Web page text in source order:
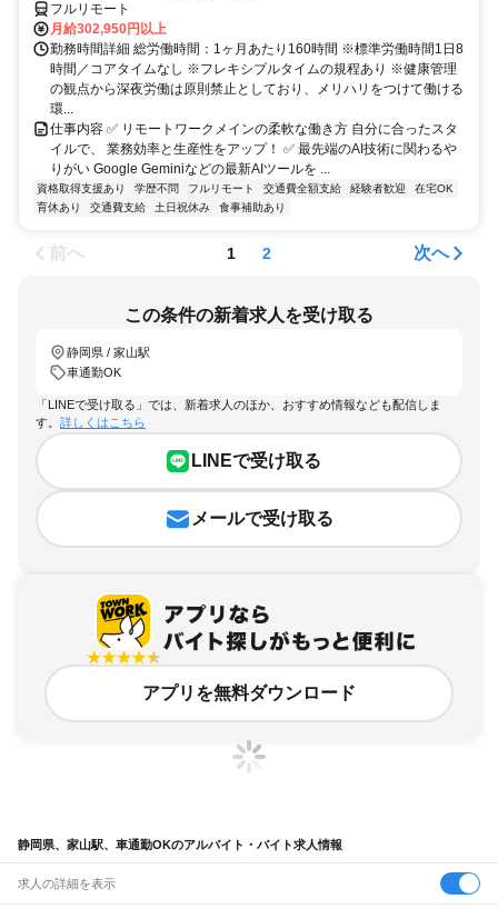
フルリモート
月給302,950円以上
勤務時間詳細 総労働時間：1ヶ月あたり160時間 ※標準労働時間1日8
時間／コアタイムなし ※フレキシブルタイムの規程あり ※健康管理
の観点から深夜労働は原則禁止としており、メリハリをつけて働ける
環...
仕事内容 ✅ リモートワークメインの柔軟な働き方 自分に合ったスタ
イルで、 業務効率と生産性をアップ！ ✅ 最先端のAI技術に関わるや
りがい Google Geminiなどの最新AIツールを ...
資格取得支援あり 学歴不問 フルリモート 交通費全額支給 経験者歓迎
在宅OK
育休あり
交通費支給 土日祝休み 食事補助あり
前へ 1 2 次へ
この条件の新着求人を受け取る
静岡県 / 家山駅
車通勤OK
「LINEで受け取る」では、新着求人のほか、おすすめ情報なども配信しま
す。 詳しくはこちら
LINEで受け取る
メールで受け取る
アプリを無料ダウンロード
静岡県、家山駅、車通勤OKのアルバイト・バイト求人情報
求人の詳細を表示